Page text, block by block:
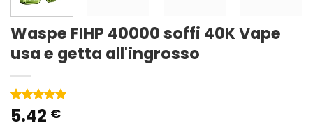
Waspe FIHP 40000 soffi 40K Vape
usa e getta all'ingrosso
Valutato5
2
5.42 €